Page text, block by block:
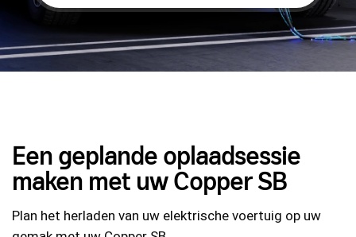
Een geplande oplaadsessie
maken met uw Copper SB
Plan het herladen van uw elektrische voertuig op uw